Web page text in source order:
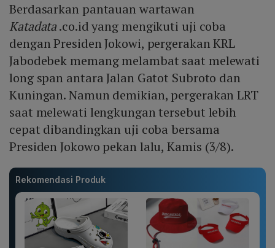
Berdasarkan pantauan wartawan
Katadata.co.id yang mengikuti uji coba
dengan Presiden Jokowi, pergerakan KRL
Jabodebek memang melambat saat melewati
long span antara Jalan Gatot Subroto dan
Kuningan. Namun demikian, pergerakan LRT
saat melewati lengkungan tersebut lebih
cepat dibandingkan uji coba bersama
Presiden Jokowo pekan lalu, Kamis (3/8).
Rekomendasi Produk